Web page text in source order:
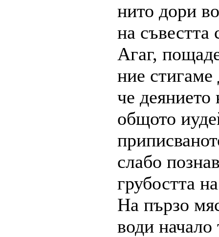
нито дори
на съвестта
Агаг,
ние
че
общото
слабо
грубостта
На пързо
води начало